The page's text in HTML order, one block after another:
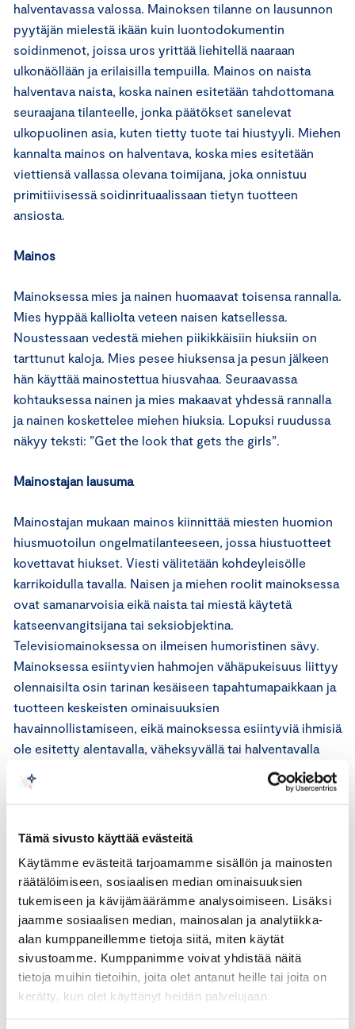
Tämä sivusto käyttää evästeitä
Käytämme evästeitä tarjoamamme sisällön ja mainosten
räätälöimiseen, sosiaalisen median ominaisuuksien
tukemiseen ja kävijämäärämme analysoimiseen. Lisäksi
jaamme sosiaalisen median, mainosalan ja analytiikka-
alan kumppaneillemme tietoja siitä, miten käytät
sivustoamme. Kumppanimme voivat yhdistää näitä
tietoja muihin tietoihin, joita olet antanut heille tai joita on
kerätty, kun olet käyttänyt heidän palvelujaan.
halventavassa valossa. Mainoksen tilanne on lausunnon
pyytäjän mielestä ikään kuin luontodokumentin
soidinmenot, joissa uros yrittää liehitellä naaraan
ulkonäöllään ja erilaisilla tempuilla. Mainos on naista
halventava naista, koska nainen esitetään tahdottomana
seuraajana tilanteelle, jonka päätökset sanelevat
ulkopuolinen asia, kuten tietty tuote tai hiustyyli. Miehen
kannalta mainos on halventava, koska mies esitetään
viettiensä vallassa olevana toimijana, joka onnistuu
primitiivisessä soidinrituaalissaan tietyn tuotteen
ansiosta.
Mainos
Mainoksessa mies ja nainen huomaavat toisensa rannalla.
Mies hyppää kalliolta veteen naisen katsellessa.
Noustessaan vedestä miehen piikikkäisiin hiuksiin on
tarttunut kaloja. Mies pesee hiuksensa ja pesun jälkeen
hän käyttää mainostettua hiusvahaa. Seuraavassa
kohtauksessa nainen ja mies makaavat yhdessä rannalla
ja nainen koskettelee miehen hiuksia. Lopuksi ruudussa
näkyy teksti: ”Get the look that gets the girls”.
Mainostajan lausuma
Mainostajan mukaan mainos kiinnittää miesten huomion
hiusmuotoilun ongelmatilanteeseen, jossa hiustuotteet
kovettavat hiukset. Viesti välitetään kohdeyleisölle
karrikoidulla tavalla. Naisen ja miehen roolit mainoksessa
ovat samanarvoisia eikä naista tai miestä käytetä
katseenvangitsijana tai seksiobjektina.
Televisiomainoksessa on ilmeisen humoristinen sävy.
Mainoksessa esiintyvien hahmojen vähäpukeisuus liittyy
olennaisilta osin tarinan kesäiseen tapahtumapaikkaan ja
tuotteen keskeisten ominaisuuksien
havainnollistamiseen, eikä mainoksessa esiintyviä ihmisiä
ole esitetty alentavalla, väheksyvällä tai halventavalla
Muun kuin tuotteen ominaisuuksiin liittyvän
tarinankerronnan osalta mainos on täysin kuvitteellinen
yhteiskunnassa. Mainostaja ei jaa näkemystä siitä, että
mainonta esittäisi naisen tahdottomana seuraajana
tilanteelle ja siten väittäisi tai vihjaisi, että
naissukupuolen asema olisi sosiaalisesti tai kulttuurisesti
alempiarvoinen. Mainos ei myöskään ylläpidä
kaavamaista nais- tai miesroolikäsitystä siitä, mikä on
tyypillistä tai tunnusomaista naisille tai miehille tai
heidän persoonallisuudelleen tai työskentelylleen.